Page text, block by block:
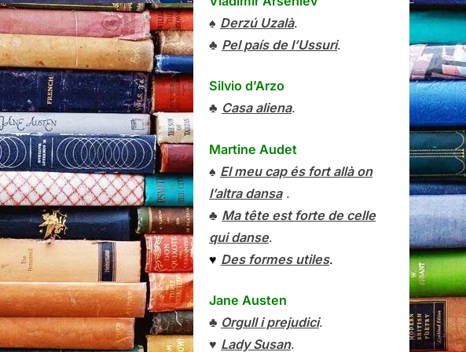
♠ Derzú Uzalà.
♣ Pel país de l’Ussuri.
Silvio d’Arzo
♣ Casa aliena.
Martine Audet
♠ El meu cap és fort allà on
l’altra dansa.
♣ Ma tête est forte de celle
qui danse.
♥ Des formes utiles.
Jane Austen
♣ Orgull i prejudici.
♥ Lady Susan.